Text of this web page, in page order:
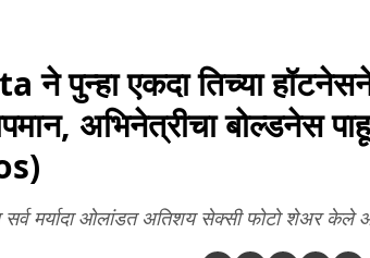
ने पुन्हा एकदा तिच्या
अभिनेत्रीचा बोल्डनेस
सर्व मर्यादा ओलांडत अतिशय सेक्सी फोटो शेअर केले